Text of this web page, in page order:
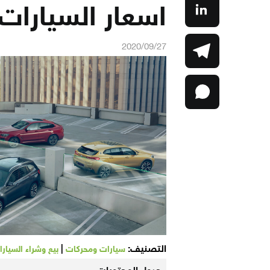
اسعار السيارات
2020/09/27
التصنيف: سيارات ومحركات بيع وشراء